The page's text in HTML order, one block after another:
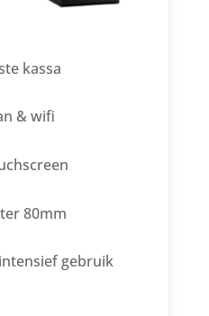
kassa
& wifi
80mm
gebruik